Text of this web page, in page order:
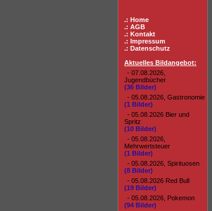
.: Home
.: AGB
.: Kontakt
.: Impressum
.: Datenschutz
Aktuelles Bildangebot:
- 07.08.2026,
Jugendbücher
(36 Bilder)
- 05.08.2026, Gastronomie
(1 Bilder)
- 05.08.2026 Bier und
Spritz
(10 Bilder)
- 05.08.2026,
Mehrwertsteuer
(1 Bilder)
- 05.08.2026, Spirituosen
(8 Bilder)
- 05.08.2026 Red Bull
(19 Bilder)
- 05.08.2026, Pokemon
(94 Bilder)